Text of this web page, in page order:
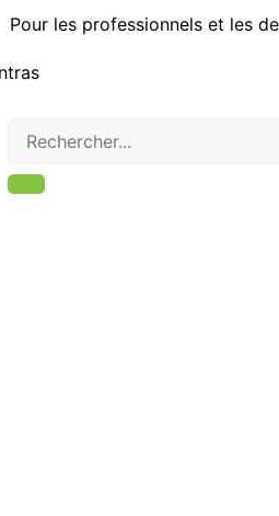
Pour les professionnels et les